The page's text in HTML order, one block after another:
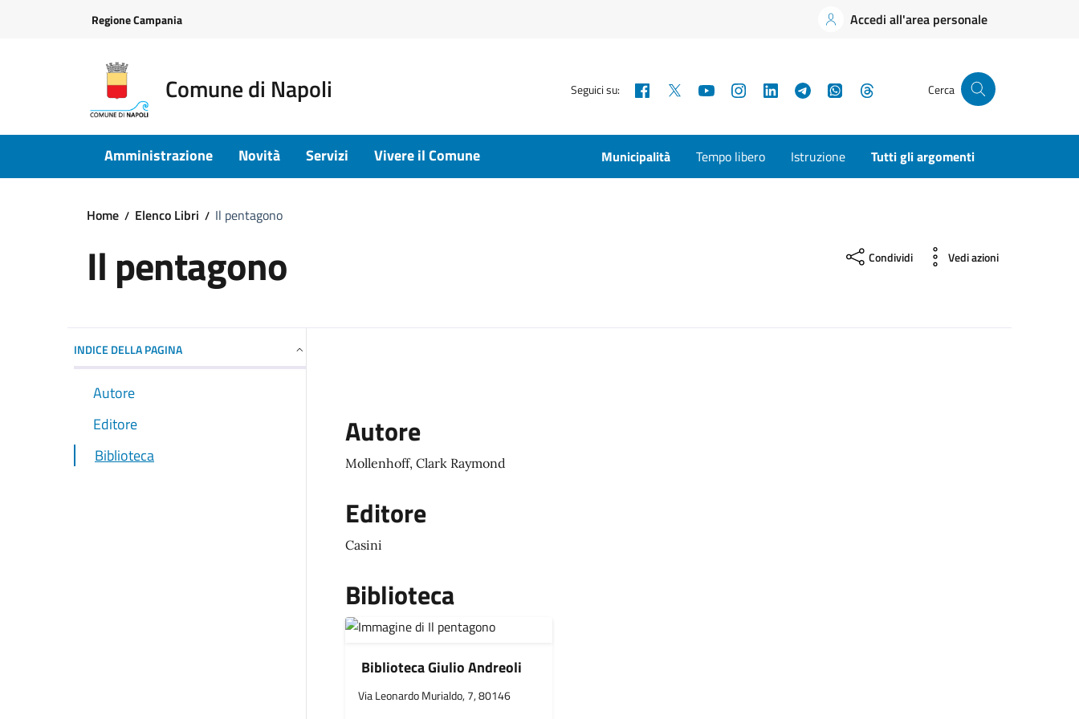
Regione Campania Accedi all'area personale
Comune di Napoli Seguici su: Facebook YouTubeInstagramLinkedInTelegramWhatsApp Cerca
Amministrazione Novità Servizi Vivere il Comune Municipalità Tempo libero Istruzione Tutti gli argomenti
Home Elenco Libri Il pentagono
Il pentagono Condividi Vedi azioni
INDICE DELLA PAGINA
Autore
Editore
Biblioteca
Autore
Mollenhoff, Clark Raymond
Editore
Casini
Biblioteca
Biblioteca Giulio Andreoli
Via Leonardo Murialdo, 7, 80146